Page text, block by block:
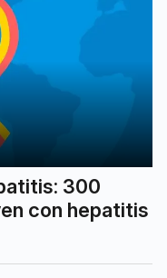
300
con hepatitis